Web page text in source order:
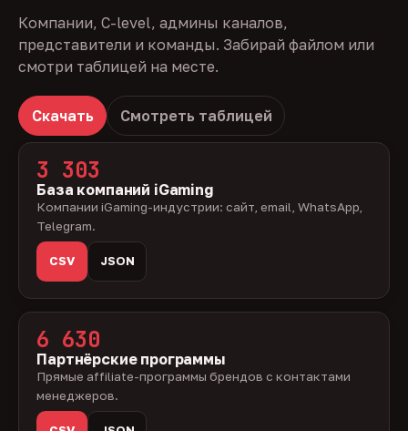
Компании, C-level, админы каналов,
представители и команды. Забирай файлом или
смотри таблицей на месте.
Скачать Смотреть таблицей
3 303
База компаний iGaming
Компании iGaming-индустрии: сайт, email, WhatsApp,
Telegram.
CSV JSON
6 630
Партнёрские программы
Прямые affiliate-программы брендов с контактами
менеджеров.